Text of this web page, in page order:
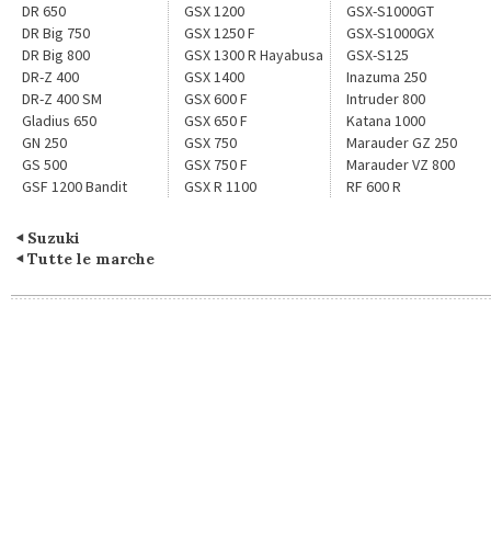
DR 650
DR Big 750
DR Big 800
DR-Z 400
DR-Z 400 SM
Gladius 650
GN 250
GS 500
GSF 1200 Bandit
GSX 1200
GSX 1250 F
GSX 1300 R Hayabusa
GSX 1400
GSX 600 F
GSX 650 F
GSX 750
GSX 750 F
GSX R 1100
GSX-S1000GT
GSX-S1000GX
GSX-S125
Inazuma 250
Intruder 800
Katana 1000
Marauder GZ 250
Marauder VZ 800
RF 600 R
Suzuki
Tutte le marche